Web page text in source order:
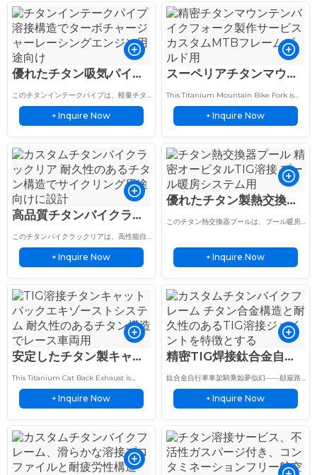
優れたチタン吸気パイプ
溶接サービス 5層ヒート
シールド
このチタンインテークパイプは、軽量チタ
ン構造と5層ヒートシールドを備え、ターボ
チャージャーレーシングエンジン向けにカ
スタム溶接されています。…
+ Inquire Now
スーペリアチタンマウン
テンバイクフォークTIG
溶接サービス組立
This Titanium Mountain Bike Fork is
custom fabricated with precision TIG
welding technology for premium MTB
applications.
+ Inquire Now
高品質チタンバイクラッ
クリア TIG溶接チタン構
造
このチタンバイクラックリアは、高性能自
転車とアウトドアサイクリング向けに精密
TIG溶接技術でカスタム製作されていま
す。.
+ Inquire Now
優れたチタン製熱交換器
プール溶接サービス 3倍
このチタン熱交換器プールは、プール暖房
+ Inquire Now
安定したチタン製キャッ
トバックエキゾースト
TIG溶接サービス レーシ
ングカー向け
This Titanium Cat Back Exhaust is
custom fabricated with precision TIG
welding and advanced heat shield
technology for race ready…
+ Inquire Now
精密TIG焊接鈦合金自行
車車架 拉絲表面處理 輕
量專業版
鈦合金自行車車架騎乘如夢似幻——顛簸路
面順應舒適，爬坡時反應靈敏。TIG焊接，拉
絲表面處理，無漆面剝落之憂。…
+ Inquire Now